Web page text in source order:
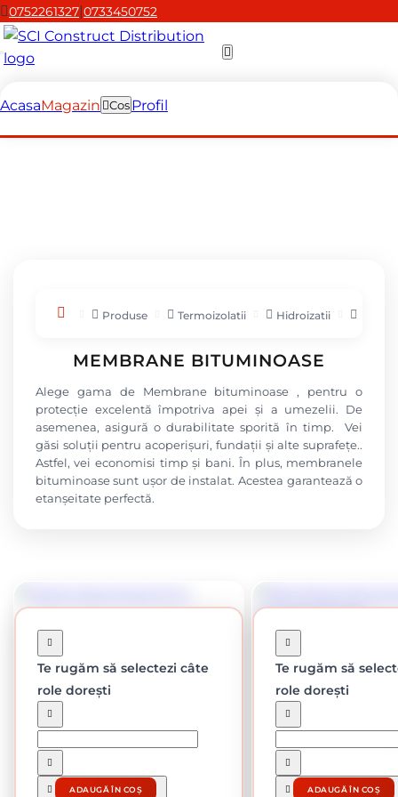
0752261327|0733450752
AcasaMagazin CosProfil
Produse Termoizolatii Hidroizatii
MEMBRANE BITUMINOASE
Alege gama de Membrane bituminoase , pentru o
protecție excelentă împotriva apei și a umezelii. De
asemenea, asigură o durabilitate sporită în timp. Vei
găsi soluții pentru acoperișuri, fundații și alte suprafețe..
Astfel, vei economisi timp și bani. În plus, membranele
bituminoase sunt ușor de instalat. Acestea garantează o
etanșeitate perfectă.
În stoc
-15%
Carton bituminos 10 m
66.92 lei / buc
Te rugăm să selectezi câte
role dorești
ADAUGĂ ÎN COȘ
În stoc
-19%
Membrana bituminoasa
217 lei /
Te rugăm să
role dorești
ADAUGĂ ÎN COȘ